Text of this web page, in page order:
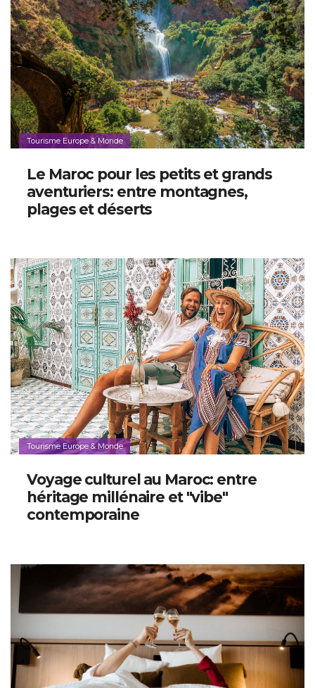
Tourisme Europe & Monde
Le Maroc pour les petits et grands
aventuriers: entre montagnes,
plages et déserts
Tourisme Europe & Monde
Voyage culturel au Maroc: entre
héritage millénaire et "vibe"
contemporaine